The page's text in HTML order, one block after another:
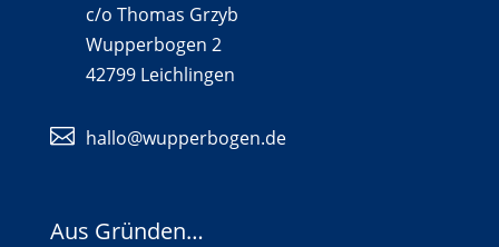
c/o Thomas Grzyb
Wupperbogen 2
42799 Leichlingen
 hallo@wupperbogen.de
Aus Gründen…